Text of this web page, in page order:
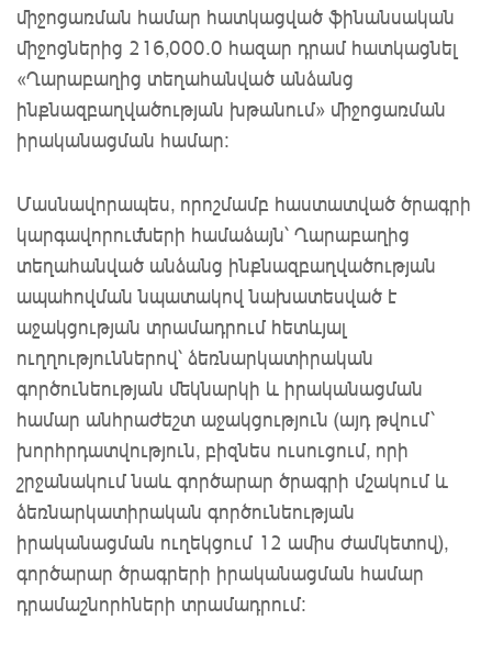
միջոցառման համար հատկացված ֆինանսական
միջոցներից 216,000.0 հազար դրամ հատկացնել
«Ղարաբաղից տեղահանված անձանց
ինքնազբաղվածության խթանում» միջոցառման
իրականացման համար։
Մասնավորապես, որոշմամբ հաստատված ծրագրի
կարգավորումների համաձայն՝ Ղարաբաղից
տեղահանված անձանց ինքնազբաղվածության
ապահովման նպատակով նախատեսված է
աջակցության տրամադրում հետևյալ
ուղղություններով՝ ձեռնարկատիրական
գործունեության մեկնարկի և իրականացման
համար անհրաժեշտ աջակցություն (այդ թվում՝
խորհրդատվություն, բիզնես ուսուցում, որի
շրջանակում նաև գործարար ծրագրի մշակում և
ձեռնարկատիրական գործունեության
իրականացման ուղեկցում 12 ամիս ժամկետով),
գործարար ծրագրերի իրականացման համար
դրամաշնորհների տրամադրում։